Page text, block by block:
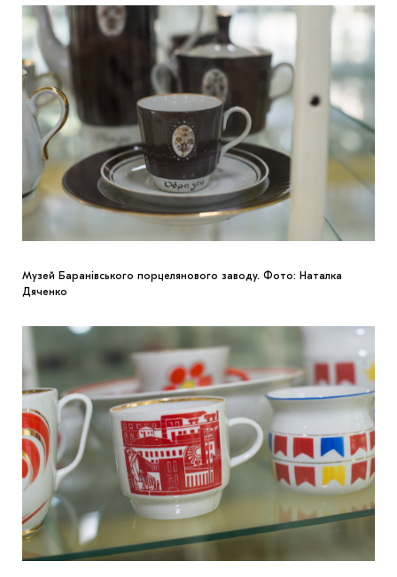
Музей Баранівського порцелянового заводу. Фото: Наталка
Дяченко